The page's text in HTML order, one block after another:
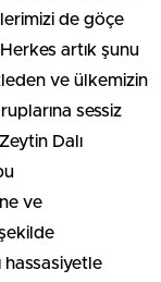
de göçe
artık şunu
ve ülkemizin
sessiz
Dalı
ve
hassasiyetle